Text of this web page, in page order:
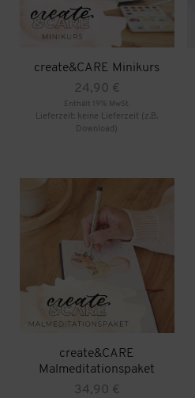
create&CARE Minikurs
24,90 €
Enthält 19% MwSt.
Lieferzeit: keine Lieferzeit (z.B.
Download)
create&CARE
Malmeditationspaket
34,90 €